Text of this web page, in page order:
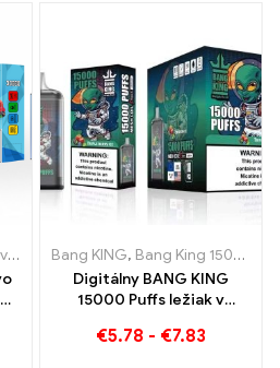
,
Bang KING, Bang King 15000 Obláčiky
Digitálny BANG KING
15000 Puffs ležiak v
bez vlaku
€5.78 - €7.83